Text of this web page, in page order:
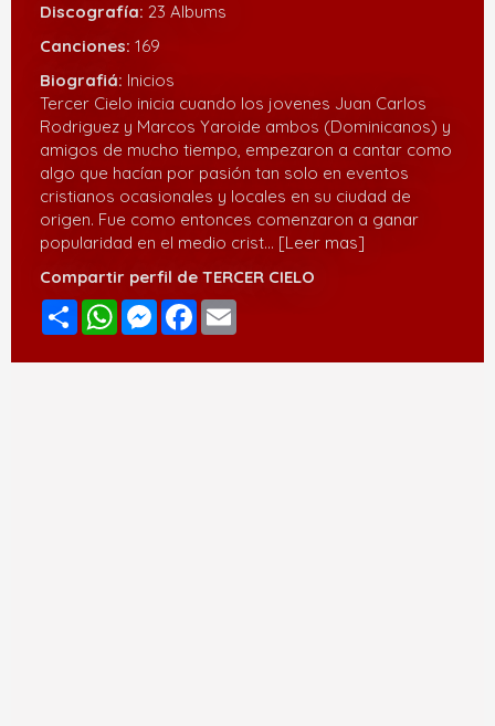
Discografía: 23 Albums
Canciones: 169
Biografiá: Inicios
Tercer Cielo inicia cuando los jovenes Juan Carlos
Rodriguez y Marcos Yaroide ambos (Dominicanos) y
amigos de mucho tiempo, empezaron a cantar como
algo que hacían por pasión tan solo en eventos
cristianos ocasionales y locales en su ciudad de
origen. Fue como entonces comenzaron a ganar
popularidad en el medio crist... [Leer mas]
Compartir perfil de TERCER CIELO
Compartir
WhatsAppMessenger
Facebook